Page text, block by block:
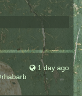
1 day ago